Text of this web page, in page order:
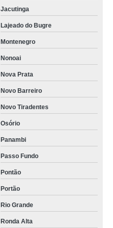
Jacutinga
Lajeado do Bugre
Montenegro
Nonoai
Nova Prata
Novo Barreiro
Novo Tiradentes
Osório
Panambi
Passo Fundo
Pontão
Portão
Rio Grande
Ronda Alta